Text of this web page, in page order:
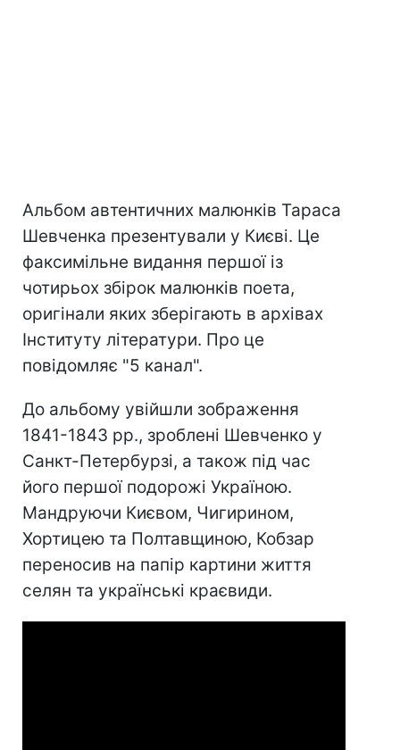
Альбом автентичних малюнків Тараса
Шевченка презентували у Києві. Це
факсимільне видання першої із
чотирьох збірок малюнків поета,
оригінали яких зберігають в архівах
Інституту літератури. Про це
повідомляє "5 канал".
До альбому увійшли зображення
1841-1843 рр., зроблені Шевченко у
Санкт-Петербурзі, а також під час
його першої подорожі Україною.
Мандруючи Києвом, Чигирином,
Хортицею та Полтавщиною, Кобзар
переносив на папір картини життя
селян та українські краєвиди.